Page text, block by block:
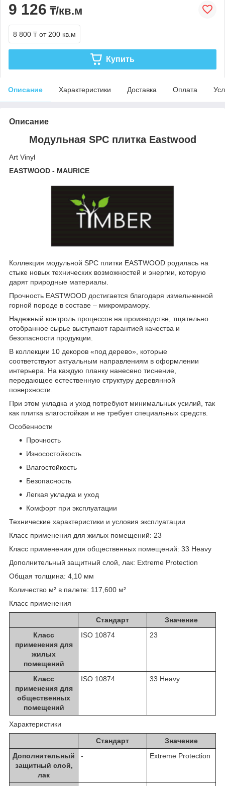
9 126 ₸/кв.м
8 800 ₸ от 200 кв.м
Купить
Описание Характеристики Доставка Оплата
Описание
Модульная SPC плитка Eastwood
Art Vinyl
EASTWOOD - MAURICE
Коллекция модульной SPC плитки EASTWOOD родилась на
стыке новых технических возможностей и энергии, которую
дарят природные материалы.
Прочность EASTWOOD достигается благодаря измельченной
горной породе в составе – микромрамору.
Надежный контроль процессов на производстве, тщательно
отобранное сырье выступают гарантией качества и
безопасности продукции.
В коллекции 10 декоров «под дерево», которые
соответствуют актуальным направлениям в оформлении
интерьера. На каждую планку нанесено тиснение,
передающее естественную структуру деревянной
поверхности.
При этом укладка и уход потребуют минимальных усилий, так
как плитка влагостойкая и не требует специальных средств.
Особенности
Прочность
Износостойкость
Влагостойкость
Безопасность
Легкая укладка и уход
Комфорт при эксплуатации
Технические характеристики и условия эксплуатации
Класс применения для жилых помещений: 23
Класс применения для общественных помещений: 33 Heavy
Дополнительный защитный слой, лак: Extreme Protection
Общая толщина: 4,10 мм
Количество м² в палете: 117,600 м²
Класс применения
Стандарт
Значение
Класс
применения для
жилых
помещений
ISO 10874 23
Класс
применения для
общественных
помещений
ISO 10874 33 Heavy
Характеристики
Стандарт
Значение
Дополнительный
защитный слой,
лак
- Extreme Protection